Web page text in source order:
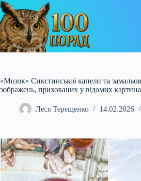
Перейти
до
вмісту
«Мозок» Сикстинської капели та
зображень, прихованих у відомих
Леся Терещенко 14.02.2026